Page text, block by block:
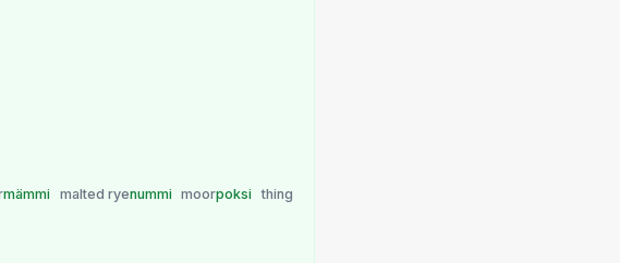
mämmi malted ryenummi moorpoksi
thing